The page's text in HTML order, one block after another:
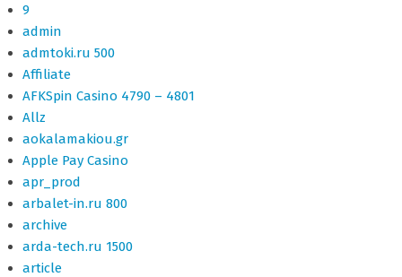
9
admin
admtoki.ru 500
Affiliate
AFKSpin Casino 4790 – 4801
Allz
aokalamakiou.gr
Apple Pay Casino
apr_prod
arbalet-in.ru 800
archive
arda-tech.ru 1500
article